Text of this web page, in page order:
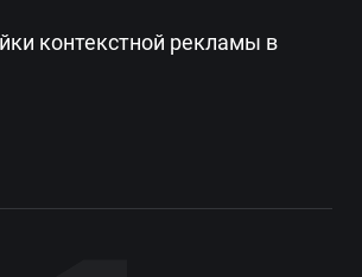
контекстной рекламы в